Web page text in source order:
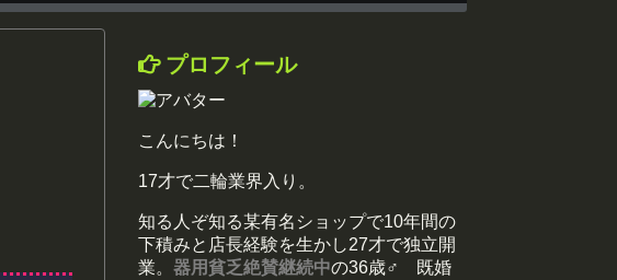
プロフィール
こんにちは！
17才で二輪業界入り。
知る人ぞ知る某有名ショップで10年間の
下積みと店長経験を生かし27才で独立開
業。 器用貧乏絶賛継続中の36歳♂ 既婚